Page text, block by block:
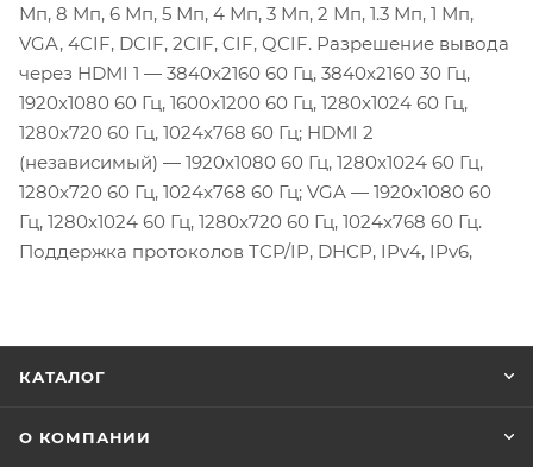
Мп, 8 Мп, 6 Мп, 5 Мп, 4 Мп, 3 Мп, 2 Мп, 1.3 Мп, 1 Мп,
VGA, 4CIF, DCIF, 2CIF, CIF, QCIF. Разрешение вывода
через HDMI 1 — 3840x2160 60 Гц, 3840x2160 30 Гц,
1920x1080 60 Гц, 1600x1200 60 Гц, 1280x1024 60 Гц,
1280x720 60 Гц, 1024x768 60 Гц; HDMI 2
(независимый) — 1920x1080 60 Гц, 1280x1024 60 Гц,
1280x720 60 Гц, 1024x768 60 Гц; VGA — 1920x1080 60
Гц, 1280x1024 60 Гц, 1280x720 60 Гц, 1024x768 60 Гц.
Поддержка протоколов TCP/IP, DHCP, IPv4, IPv6,
КАТАЛОГ
О КОМПАНИИ